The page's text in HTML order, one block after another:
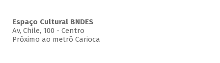
Espaço Cultural BNDES
Av, Chile, 100 - Centro
Próximo ao metrô Carioca